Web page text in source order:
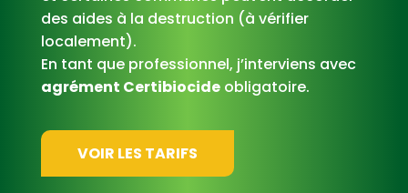
des aides à la destruction (à vérifier
localement).
En tant que professionnel, j’interviens avec
agrément Certibiocideobligatoire.
VOIR LES TARIFS